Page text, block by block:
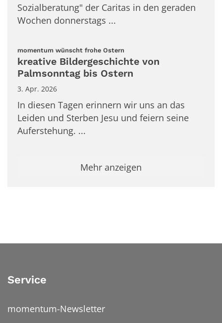
Sozialberatung" der Caritas in den geraden
Wochen donnerstags ...
momentum wünscht frohe Ostern
kreative Bildergeschichte von
Palmsonntag bis Ostern
3. Apr. 2026
In diesen Tagen erinnern wir uns an das
Leiden und Sterben Jesu und feiern seine
Auferstehung. ...
Mehr anzeigen
Service
momentum-Newsletter